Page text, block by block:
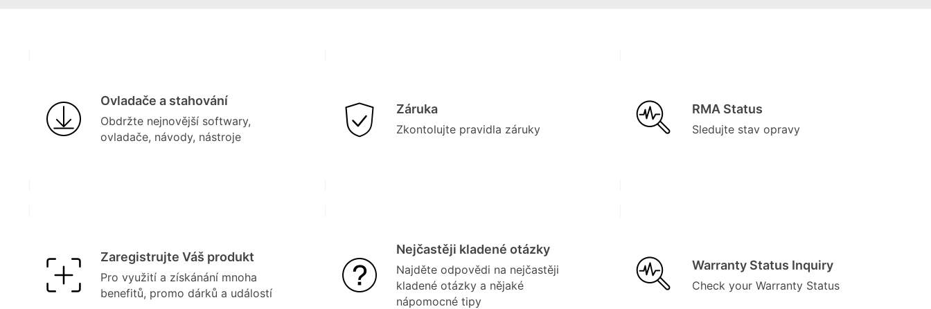
Ovladače a stahování
Obdržte nejnovější softwary,
ovladače, návody, nástroje
Záruka
Zkontolujte pravidla záruky
RMA Status
Sledujte stav opravy
Zaregistrujte Váš produkt
Pro využití a získánání mnoha
benefitů, promo dárků a událostí
Nejčastěji kladené otázky
Najděte odpovědi na nejčastěji
kladené otázky a nějaké
nápomocné tipy
Warranty Status Inquiry
Check your Warranty Status